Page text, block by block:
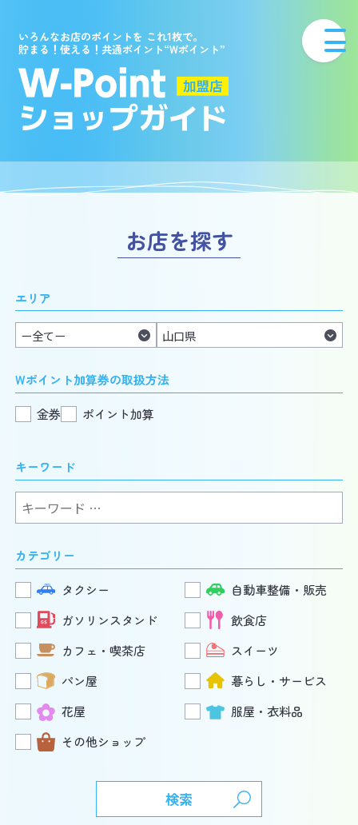
いろんなお店のポイントを これ1枚で。
貯まる！使える！共通ポイント“Wポイント”
お店を探す
エリア
Wポイント加算券の取扱方法
金券 ポイント加算
キーワード
索:
カテゴリー
タクシー
自動車整備・販売
ガソリンスタンド
飲食店
カフェ・喫茶店
スイーツ
パン屋
暮らし・サービス
花屋
服屋・衣料品
その他ショップ
検索